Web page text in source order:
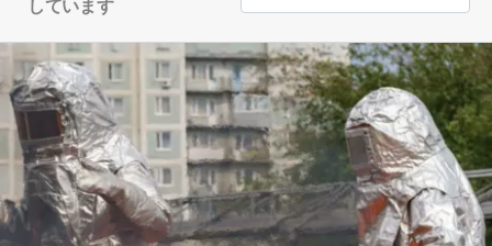
しています